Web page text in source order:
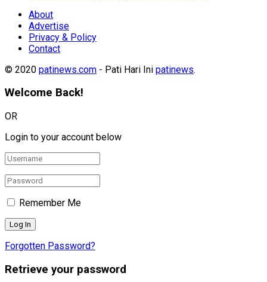
About
Advertise
Privacy & Policy
Contact
© 2020 patinews.com - Pati Hari Ini patinews.
Welcome Back!
OR
Login to your account below
Remember Me
Forgotten Password?
Retrieve your password